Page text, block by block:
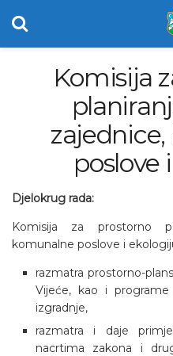
Komisija
poslove
Djelokrug rada:
Komisija za prostorno
komunalne poslove i
razmatra prostorno-
Vijeće, kao i
izgradnje,
razmatra i daje
nacrtima zakona i